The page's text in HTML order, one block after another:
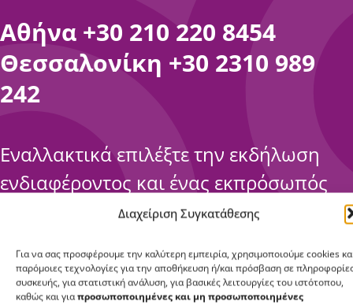
Διαχείριση Συγκατάθεσης
Για να σας προσφέρουμε την καλύτερη εμπειρία, χρησιμοποιούμε cookies
παρόμοιες τεχνολογίες για την αποθήκευση ή/και πρόσβαση σε
συσκευής, για στατιστική ανάλυση, για βασικές λειτουργίες του ιστότοπου,
καθώς και γιαπροσωποποιημένες και μη προσωποποιημένες
Αθήνα +30 210 220 8454
Θεσσαλονίκη +30 2310 989
242
Εναλλακτικά επιλέξτε την εκδήλωση
ενδιαφέροντος και ένας εκπρόσωπός
μας θα σας απαντήσει το συντομότερο